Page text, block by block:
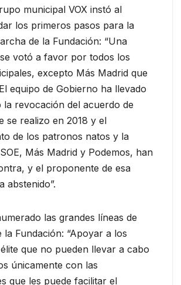
municipal VOX instó al
los primeros pasos para la
de la Fundación: “Una
votó a favor por todos los
excepto Más Madrid que
equipo de Gobierno ha llevado
la revocación del acuerdo de
se realizo en 2018 y el
de los patronos natos y la
Más Madrid y Podemos, han
y el proponente de esa
abstenido”.
las grandes líneas de
la Fundación: “Apoyar a los
que no pueden llevar a cabo
únicamente con las
que les puede facilitar el